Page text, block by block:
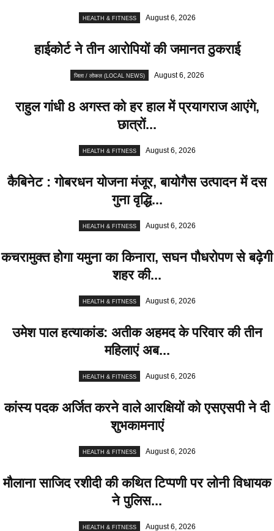
HEALTH & FITNESS August 6, 2026
हाईकोर्ट ने तीन आरोपियों की जमानत ठुकराई
जिला / लोकल (LOCAL NEWS) August 6, 2026
राहुल गांधी 8 अगस्त को हर हाल में प्रयागराज आएंगे,
छात्रों...
HEALTH & FITNESS August 6, 2026
कैबिनेट : गोबरधन योजना मंजूर, बायोगैस उत्पादन में दस
गुना वृद्धि...
HEALTH & FITNESS August 6, 2026
कचरामुक्त होगा यमुना का किनारा, सघन पौधरोपण से बढ़ेगी
शहर की...
HEALTH & FITNESS August 6, 2026
उमेश पाल हत्याकांड: अतीक अहमद के परिवार की तीन
महिलाएं अब...
HEALTH & FITNESS August 6, 2026
कांस्य पदक अर्जित करने वाले आरक्षियों को एसएसपी ने दी
शुभकामनाएं
HEALTH & FITNESS August 6, 2026
मौलाना साजिद रशीदी की कथित टिप्पणी पर लोनी विधायक
ने पुलिस...
HEALTH & FITNESS August 6, 2026